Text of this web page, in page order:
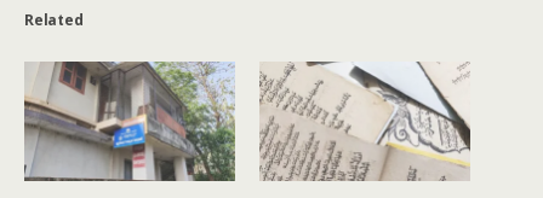
Related